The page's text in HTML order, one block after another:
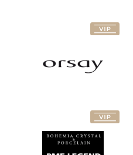
PME
Legend
Pop-up